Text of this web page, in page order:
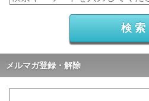
メルマガ登録・解除